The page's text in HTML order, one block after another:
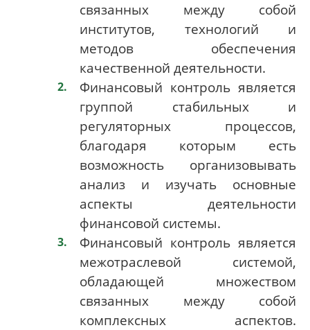
связанных между собой
институтов, технологий и
методов обеспечения
качественной деятельности.
Финансовый контроль является
группой стабильных и
регуляторных процессов,
благодаря которым есть
возможность организовывать
анализ и изучать основные
аспекты деятельности
финансовой системы.
Финансовый контроль является
межотраслевой системой,
обладающей множеством
связанных между собой
комплексных аспектов.